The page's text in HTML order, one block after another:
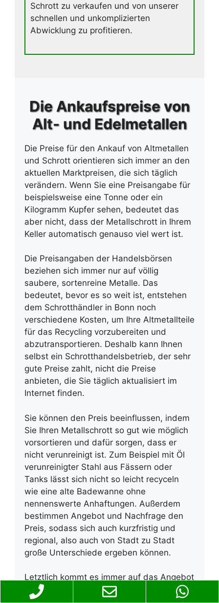
Schrott zu verkaufen und von unserer
schnellen und unkomplizierten
Abwicklung zu profitieren.
Die Ankaufspreise von
Alt- und Edelmetallen
Die Preise für den Ankauf von Altmetallen
und Schrott orientieren sich immer an den
aktuellen Marktpreisen, die sich täglich
verändern. Wenn Sie eine Preisangabe für
beispielsweise eine Tonne oder ein
Kilogramm Kupfer sehen, bedeutet das
aber nicht, dass der Metallschrott in Ihrem
Keller automatisch genauso viel wert ist.
Die Preisangaben der Handelsbörsen
beziehen sich immer nur auf völlig
saubere, sortenreine Metalle. Das
bedeutet, bevor es so weit ist, entstehen
dem Schrotthändler in Bonn noch
verschiedene Kosten, um Ihre Altmetallteile
für das Recycling vorzubereiten und
abzutransportieren. Deshalb kann Ihnen
selbst ein Schrotthandelsbetrieb, der sehr
gute Preise zahlt, nicht die Preise
anbieten, die Sie täglich aktualisiert im
Internet finden.
Sie können den Preis beeinflussen, indem
Sie Ihren Metallschrott so gut wie möglich
vorsortieren und dafür sorgen, dass er
nicht verunreinigt ist. Zum Beispiel mit Öl
verunreinigter Stahl aus Fässern oder
Tanks lässt sich nicht so leicht recyceln
wie eine alte Badewanne ohne
nennenswerte Anhaftungen. Außerdem
bestimmen Angebot und Nachfrage den
Preis, sodass sich auch kurzfristig und
regional, also auch von Stadt zu Stadt
große Unterschiede ergeben können.
Letztlich kommt es immer auf das Angebot
an, dass der Altmetallhändler in Ihrer Stadt